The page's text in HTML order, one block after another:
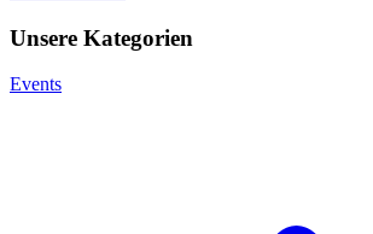
Unsere Kategorien
Events